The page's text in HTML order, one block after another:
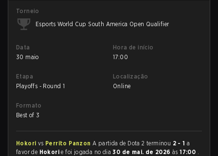
Torneio
Esports World Cup South America Open Qualifier
Data
30 maio
Hora de início
17:00
Etapa
Playoffs - Round 1
Localização
Online
Formato
Best of 3
Hokori vs Perrito PanzonA partida de Dota 2 terminou 2 - 1 a
favor de Hokorie foi jogada no dia30 de mai. de 2026às17:00 .